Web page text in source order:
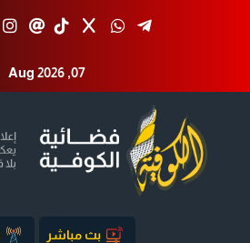
Aug 2026 ,07
بث مباشر